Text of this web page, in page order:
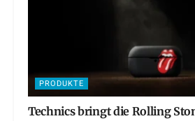
PRODUKTE
Technics bringt die Rolling